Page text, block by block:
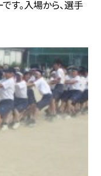
す。入場から、選手